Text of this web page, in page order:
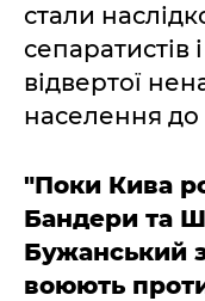
стали
сепаратистів
відвертої
населення до
"Поки Кива
Бандери та
Бужанський
воюють